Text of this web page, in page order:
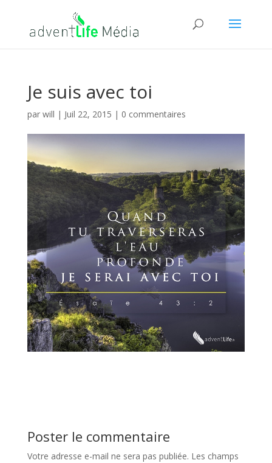
Je suis avec toi
par will | Juil 22, 2015 | 0 commentaires
Poster le commentaire
Votre adresse e-mail ne sera pas publiée. Les champs